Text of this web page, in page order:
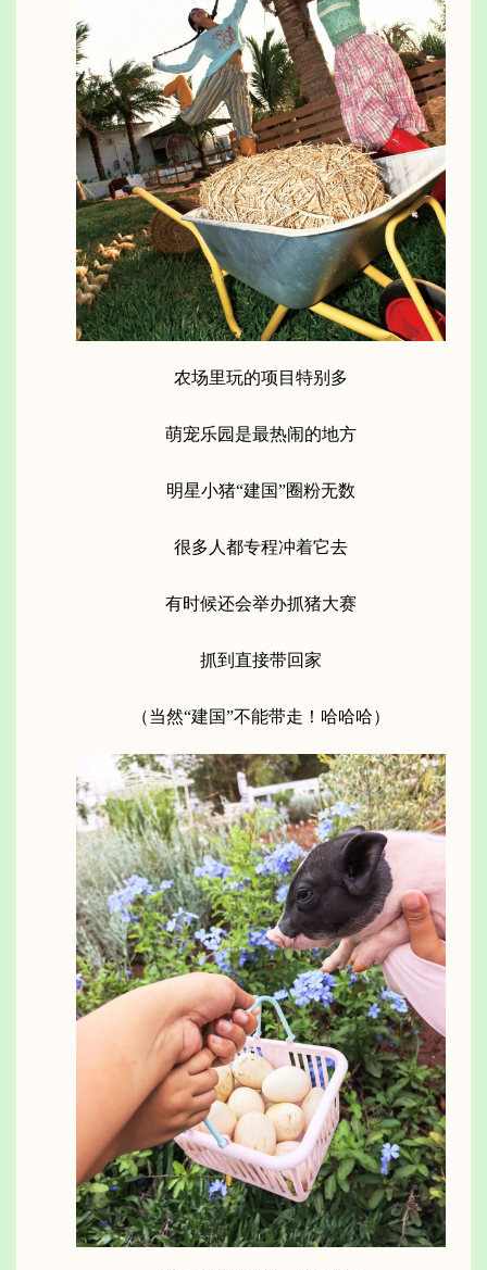
农场里玩的项目特别多
萌宠乐园是最热闹的地方
明星小猪“建国”圈粉无数
很多人都专程冲着它去
有时候还会举办抓猪大赛
抓到直接带回家
（当然“建国”不能带走！哈哈哈）